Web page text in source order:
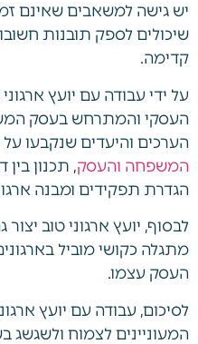
יש גישה למשאבים שאינם
שיכולים לספק תובנות
קדימה.
על ידי עבודה עם יועץ
העסקי והמתרחש בעסק
הערכים והיעדים שנקבעו
המשפחה והעסק, תכנון
הגדרת תפקידים ומבנה
לבסוף, יועץ ארגוני טוב
מתגלה כקושי מוביל
העסק עצמו.
לסיכום, עבודה עם יועץ
המעוניינים לצמוח ולשגשג